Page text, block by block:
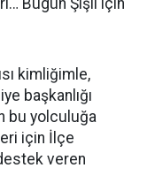
Bugün Şişli için
kimliğimle,
başkanlığı
bu yolculuğa
için İlçe
veren